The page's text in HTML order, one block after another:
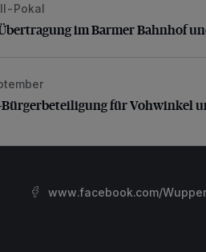
im Barmer Bahnhof
Pokal
im Barmer Bahnhof
Bürgerbeteiligung für Vohwinkel
Bürgerbeteiligung für Vohwinkel
www.facebook.com/